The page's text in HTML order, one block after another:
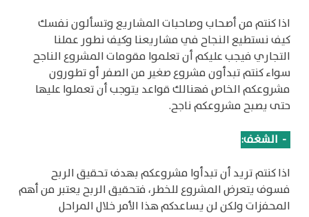
اذا كنتم من أصحاب وصاحبات المشاريع وتسألون نفسك
كيف نستطيع النجاح في مشاريعنا وكيف نطور عملنا
التجاري فيجب عليكم أن تعلموا مقومات المشروع الناجح
سواء كنتم تبدأون مشروع صغير من الصفر أو تطورون
مشروعكم الخاص فهنالك قواعد يتوجب أن تعملوا عليها
حتى يصبح مشروعكم ناجح.
- الشغف:
اذا كنتم تريد أن تبدأوا مشروعكم بهدف تحقيق الربح
فسوف يتعرض المشروع للخطر، فتحقيق الربح يعتبر من أهم
المحفزات ولكن لن يساعدكم هذا الأمر خلال المراحل